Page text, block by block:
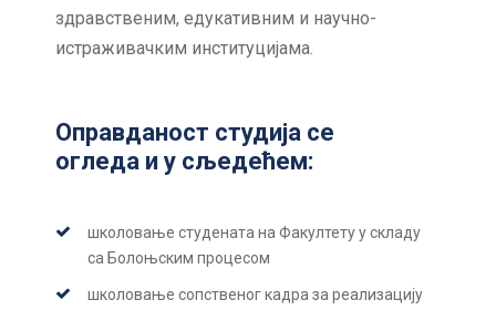
здравственим, едукативним и научно-
истраживачким институцијама.
Оправданост студија се
огледа и у сљедећем:
школовање студената на Факултету у складу
са Болоњским процесом
школовање сопственог кадра за реализацију